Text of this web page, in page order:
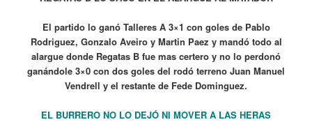
El partido lo ganó Talleres A 3×1 con goles de Pablo
Rodriguez, Gonzalo Aveiro y Martin Paez y mandó todo al
alargue donde Regatas B fue mas certero y no lo perdonó
ganándole 3×0 con dos goles del rodó terreno Juan Manuel
Vendrell y el restante de Fede Dominguez.
EL BURRERO NO LO DEJÓ NI MOVER A LAS HERAS